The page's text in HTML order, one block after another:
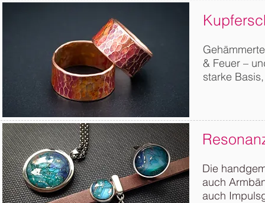
& Feuer –
starke
Die
auch
auch